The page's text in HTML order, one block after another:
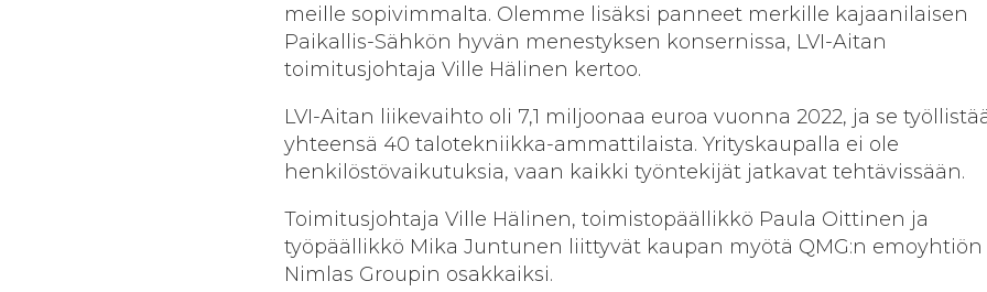
meille sopivimmalta. Olemme lisäksi panneet merkille kajaanilaisen
Paikallis-Sähkön hyvän menestyksen konsernissa, LVI-Aitan
toimitusjohtaja Ville Hälinen kertoo.
LVI-Aitan liikevaihto oli 7,1 miljoonaa euroa vuonna 2022, ja se
yhteensä 40 talotekniikka-ammattilaista. Yrityskaupalla ei ole
henkilöstövaikutuksia, vaan kaikki työntekijät jatkavat tehtävissään.
Toimitusjohtaja Ville Hälinen, toimistopäällikkö Paula Oittinen ja
työpäällikkö Mika Juntunen liittyvät kaupan myötä QMG:n emoyhtiön
Nimlas Groupin osakkaiksi.